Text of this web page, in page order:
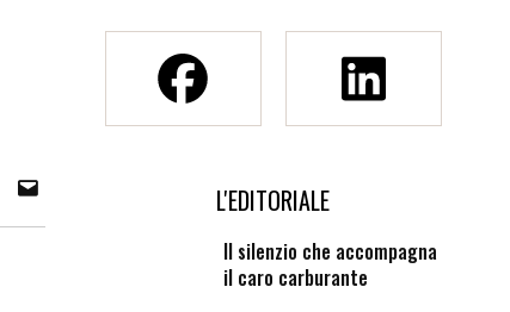
L'EDITORIALE
Il silenzio che accompagna
il caro carburante